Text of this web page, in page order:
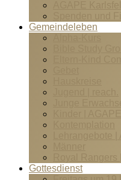
Spenden und
Gemeindeleben
Eltern-Kind
Junge
Lehrangebote
Royal
Gottesdienst